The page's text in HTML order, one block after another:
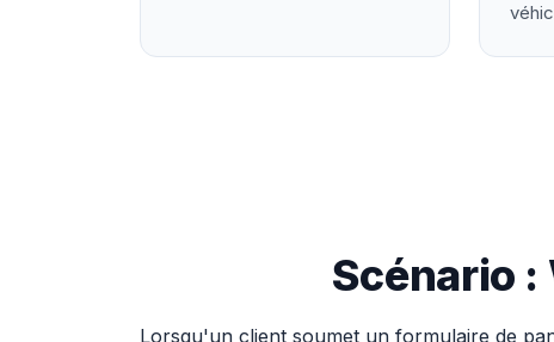
Scénario
Lorsqu'un client soumet un formulaire de